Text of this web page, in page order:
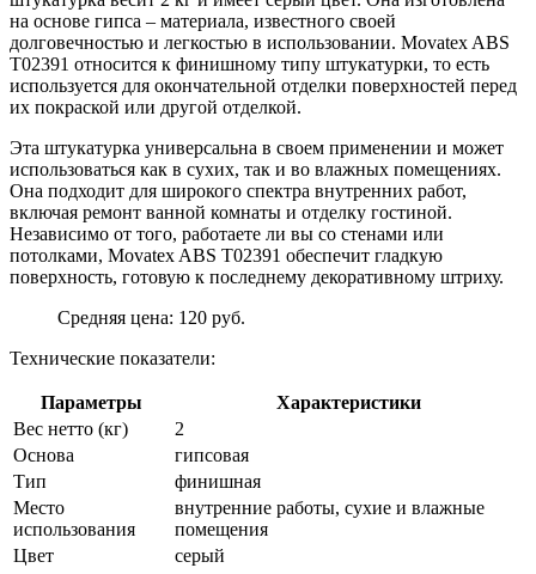
на основе гипса – материала, известного своей
долговечностью и легкостью в использовании. Movatex ABS
T02391 относится к финишному типу штукатурки, то есть
используется для окончательной отделки поверхностей перед
их покраской или другой отделкой.
Эта штукатурка универсальна в своем применении и может
использоваться как в сухих, так и во влажных помещениях.
Она подходит для широкого спектра внутренних работ,
включая ремонт ванной комнаты и отделку гостиной.
Независимо от того, работаете ли вы со стенами или
потолками, Movatex ABS T02391 обеспечит гладкую
поверхность, готовую к последнему декоративному штриху.
Средняя цена: 120 руб.
Технические показатели:
Параметры
Характеристики
Вес нетто (кг)
2
Основа
гипсовая
Тип
финишная
Место
использования
внутренние работы, сухие и влажные
помещения
Цвет
серый